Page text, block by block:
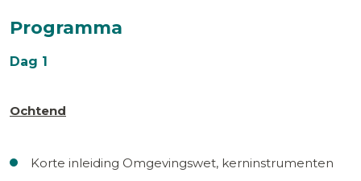
Programma
Dag 1
Ochtend
Korte inleiding Omgevingswet, kerninstrumenten